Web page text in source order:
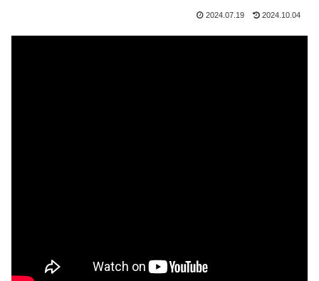
2024.07.19 2024.10.04